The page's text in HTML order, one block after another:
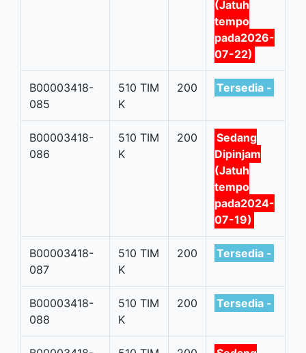
(Jatuh
tempo
pada2026-
07-22)
B00003418-
085
510 TIM
K
200 Tersedia -
B00003418-
086
510 TIM
K
200
Sedang
Dipinjam
(Jatuh
tempo
pada2024-
07-19)
B00003418-
087
510 TIM
K
200 Tersedia -
B00003418-
088
510 TIM
K
200 Tersedia -